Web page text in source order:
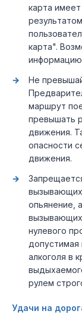
карта
карта".
Не
маршрут
превышать
движения.
опасности
движения.
вызывающих
опьянение,
нулевого
допустимая
алкоголя в
рулем
Удачи на